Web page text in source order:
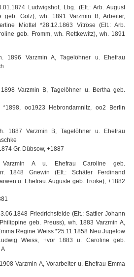
Ludwigshof, Lbg. (Elt.: Arb. August
geb. Golz), wh. 1891 Varzmin B, Arbeiter,
Miottel *28.12.1863 Vitröse (Elt.: Arb.
geb. Fromm, wh. Rettkewitz), wh. 1891
1896 Varzmin A, Tagelöhner u. Ehefrau
Varzmin B, Tagelöhner u. Bertha geb.
*1898, oo1923 Hebrondamnitz, oo2 Berlin
1887 Varzmin B, Tagelöhner u. Ehefrau
Gr. Dübsow, +1887
A u. Ehefrau Caroline geb.
1848 Gnewin (Elt.: Schäfer Ferdinand
u. Ehefrau. Auguste geb. Troike), +1882
Friedrichsfelde (Elt.: Sattler Johann
geb. Preuss), wh. 1883 Varzmin A,
Regine Weiss *25.11.1858 Neu Jugelow
Weiss, +vor 1883 u. Caroline geb.
A
Varzmin A, Vorarbeiter u. Ehefrau Emma